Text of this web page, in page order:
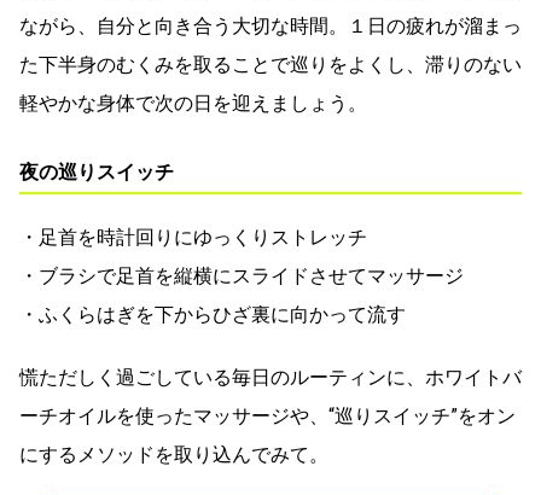
ながら、自分と向き合う大切な時間。１日の疲れが溜まっ
た下半身のむくみを取ることで巡りをよくし、滞りのない
軽やかな身体で次の日を迎えましょう。
夜の巡りスイッチ
・足首を時計回りにゆっくりストレッチ
・ブラシで足首を縦横にスライドさせてマッサージ
・ふくらはぎを下からひざ裏に向かって流す
慌ただしく過ごしている毎日のルーティンに、ホワイトバ
ーチオイルを使ったマッサージや、“巡りスイッチ”をオン
にするメソッドを取り込んでみて。